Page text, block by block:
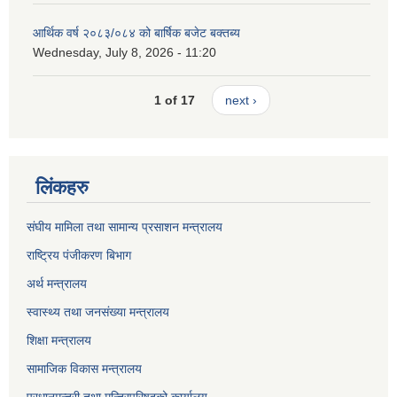
आर्थिक वर्ष २०८३/०८४ को बार्षिक बजेट बक्तब्य
Wednesday, July 8, 2026 - 11:20
1 of 17 next ›
लिंकहरु
संघीय मामिला तथा सामान्य प्रसाशन मन्त्रालय
राष्ट्रिय पंजीकरण बिभाग
अर्थ मन्त्रालय
स्वास्थ्य तथा जनसंख्या मन्त्रालय
शिक्षा मन्त्रालय
सामाजिक विकास मन्त्रालय